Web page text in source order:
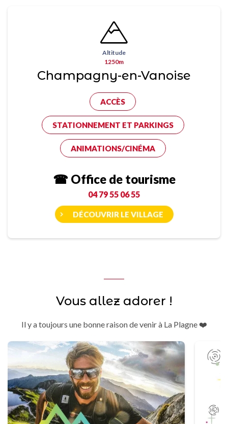
Altitude
1250m
Champagny-en-Vanoise
ACCÈS
STATIONNEMENT ET PARKINGS
ANIMATIONS/CINÉMA
☎ Office de tourisme
04 79 55 06 55
DÉCOUVRIR LE VILLAGE
Vous allez adorer !
Il y a toujours une bonne raison de venir à La Plagne ❤️